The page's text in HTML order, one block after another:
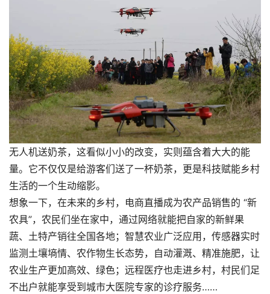
无人机送奶茶，这看似小小的改变，实则蕴含着大大的能
量。它不仅仅是给游客们送了一杯奶茶，更是科技赋能乡村
生活的一个生动缩影。
想象一下，在未来的乡村，电商直播成为农产品销售的 “新
农具”，农民们坐在家中，通过网络就能把自家的新鲜果
蔬、土特产销往全国各地；智慧农业广泛应用，传感器实时
监测土壤墒情、农作物生长态势，自动灌溉、精准施肥，让
农业生产更加高效、绿色；远程医疗也走进乡村，村民们足
不出户就能享受到城市大医院专家的诊疗服务……